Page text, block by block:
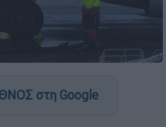
στη Google